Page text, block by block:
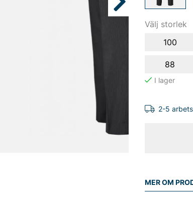
Välj storlek
100
88
2-5
MER OM